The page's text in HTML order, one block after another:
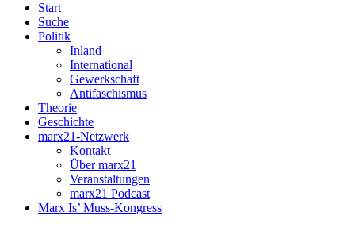
Start
Suche
Politik
Inland
International
Gewerkschaft
Antifaschismus
Theorie
Geschichte
marx21-Netzwerk
Kontakt
Über marx21
Veranstaltungen
marx21 Podcast
Marx Is’ Muss-Kongress